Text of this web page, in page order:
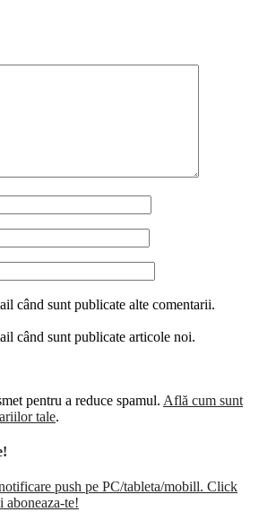
când sunt publicate alte comentarii.
când sunt publicate articole noi.
pentru a reduce spamul. Află cum sunt
tale.
push pe PC/tableta/mobill. Click
aboneaza-te!